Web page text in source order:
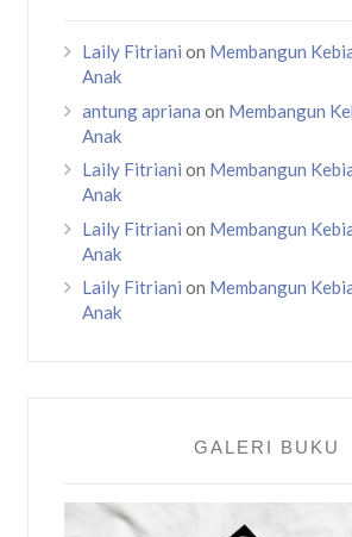
Laily Fitriani on Membangun
Anak
antung apriana on Membangun
Anak
Laily Fitriani on Membangun
Anak
Laily Fitriani on Membangun
Anak
Laily Fitriani on Membangun
Anak
GALERI BUKU